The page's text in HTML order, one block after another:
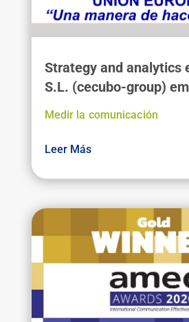
Strategy and analytics
S.L. (cecubo-group)
beneficiaria do
Medir la comunicación
Leer Más